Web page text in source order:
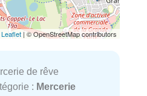
Leaflet | © OpenStreetMap contributors
de rêve
: Mercerie